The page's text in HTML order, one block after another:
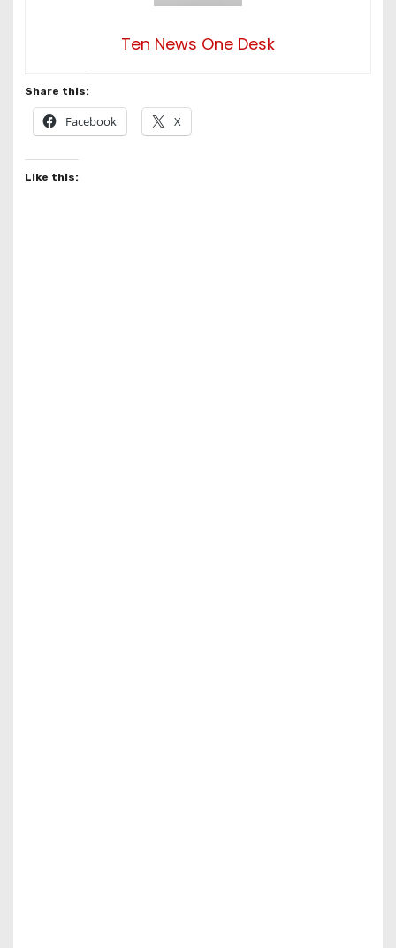
Ten News One Desk
Share this:
Facebook X
Like this: